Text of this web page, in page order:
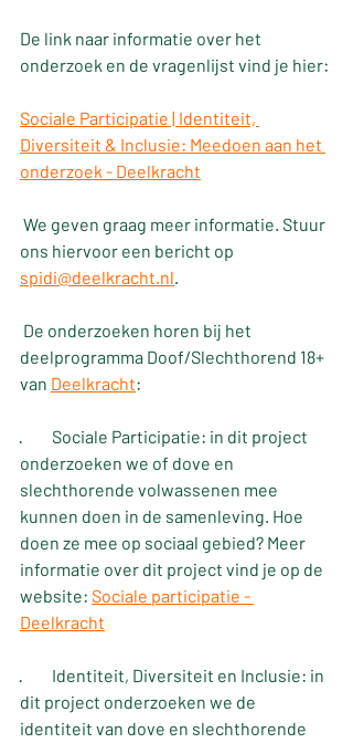
De link naar informatie over het
onderzoek en de vragenlijst vind je hier:
Sociale Participatie | Identiteit,
Diversiteit & Inclusie: Meedoen aan het
onderzoek - Deelkracht
We geven graag meer informatie. Stuur
ons hiervoor een bericht op
spidi@deelkracht.nl.
De onderzoeken horen bij het
deelprogramma Doof/Slechthorend 18+
van Deelkracht:
·         Sociale Participatie: in dit project
onderzoeken we of dove en
slechthorende volwassenen mee
kunnen doen in de samenleving. Hoe
doen ze mee op sociaal gebied? Meer
informatie over dit project vind je op de
website: Sociale participatie -
Deelkracht
·         Identiteit, Diversiteit en Inclusie: in
dit project onderzoeken we de
identiteit van dove en slechthorende